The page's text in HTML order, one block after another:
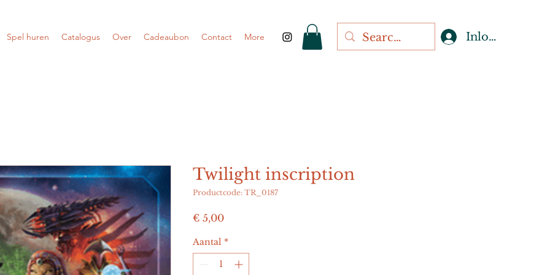
Spel huren Catalogus Over Cadeaubon Contact More Inloggen
Twilight inscription
Productcode: TR_0187
€ 5,00Prijs
Aantal *